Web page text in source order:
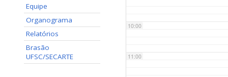
Equipe
Organograma
Relatórios
Brasão
UFSC/SECARTE
10:00
11:00